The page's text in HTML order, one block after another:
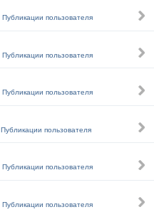
Публикации пользователя
Публикации пользователя
Публикации пользователя
Публикации пользователя
Публикации пользователя
Публикации пользователя